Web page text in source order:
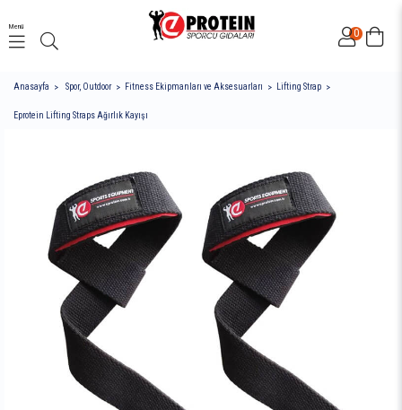
0
Menü
Anasayfa Spor, Outdoor Fitness Ekipmanları ve Aksesuarları Lifting Strap
Eprotein Lifting Straps Ağırlık Kayışı